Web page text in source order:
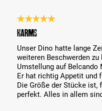
Recenze s hodnocením 5 z
Harms
Unser Dino hatte lange
weiteren Beschwerden
Umstellung auf
Er hat richtig Appetit und
Die Größe der Stücke ist,
perfekt. Alles in allem